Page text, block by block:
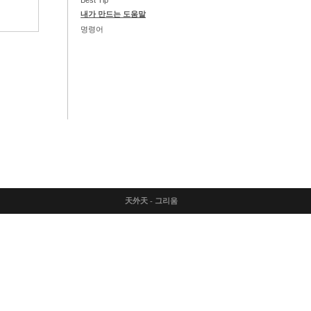
내가 만드는 도움말
명령어
天外天 - 그리움